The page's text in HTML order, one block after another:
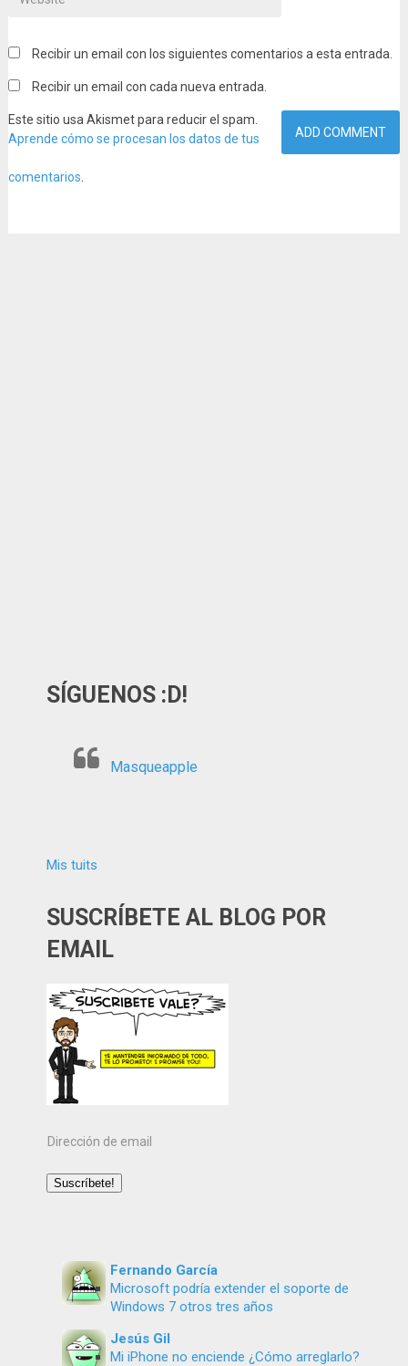
Recibir un email con los siguientes comentarios a esta entrada.
Recibir un email con cada nueva entrada.
Este sitio usa Akismet para reducir el spam.
Aprende cómo se procesan los datos de tus
comentarios
SÍGUENOS :D!
Masqueapple
Mis tuits
SUSCRÍBETE AL BLOG POR
EMAIL
Dirección
email
Suscríbete!
Fernando García
Microsoft podría extender el soporte de
Windows 7 otros tres años
Jesús Gil
Mi iPhone no enciende ¿Cómo arreglarlo?